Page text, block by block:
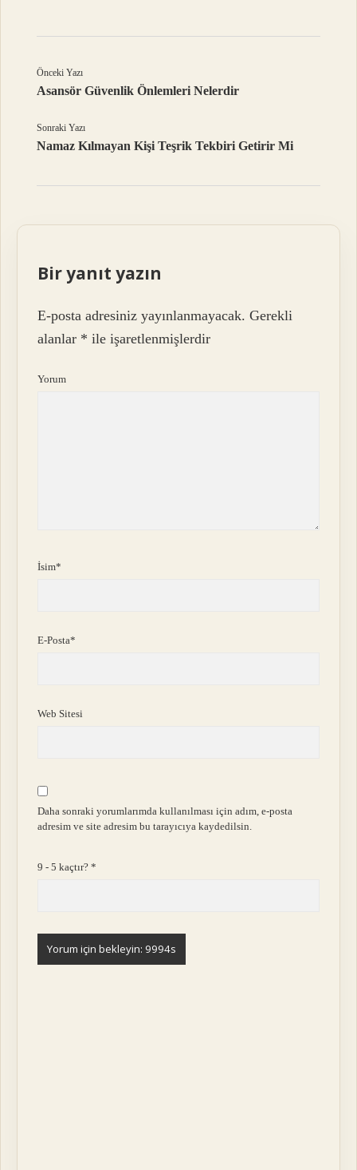
Önceki Yazı
Asansör Güvenlik Önlemleri Nelerdir
Sonraki Yazı
Namaz Kılmayan Kişi Teşrik Tekbiri Getirir Mi
Bir yanıt yazın
E-posta adresiniz yayınlanmayacak. Gerekli
alanlar * ile işaretlenmişlerdir
Yorum
İsim*
E-Posta*
Web Sitesi
Daha sonraki yorumlarımda kullanılması için adım, e-posta
adresim ve site adresim bu tarayıcıya kaydedilsin.
9 - 5 kaçtır?*